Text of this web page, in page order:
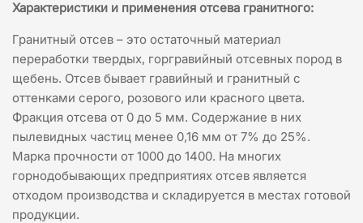
Характеристики и применения отсева гранитного:
Гранитный отсев – это остаточный материал
переработки твердых, горгравийный отсевных пород в
щебень. Отсев бывает гравийный и гранитный с
оттенками серого, розового или красного цвета.
Фракция отсева от 0 до 5 мм. Содержание в них
пылевидных частиц менее 0,16 мм от 7% до 25%.
Марка прочности от 1000 до 1400. На многих
горнодобывающих предприятиях отсев является
отходом производства и складируется в местах готовой
продукции.